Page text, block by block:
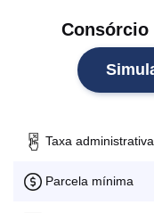
Taxa administrativa
Parcela mínima